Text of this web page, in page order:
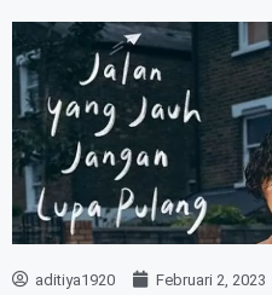
aditiya1920 Februari 2, 2023